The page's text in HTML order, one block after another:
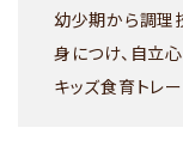
幼少期から調理
身につけ、自立
キッズ食育トレ